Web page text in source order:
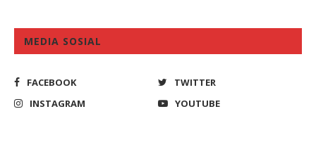
MEDIA SOSIAL
FACEBOOK
TWITTER
INSTAGRAM
YOUTUBE